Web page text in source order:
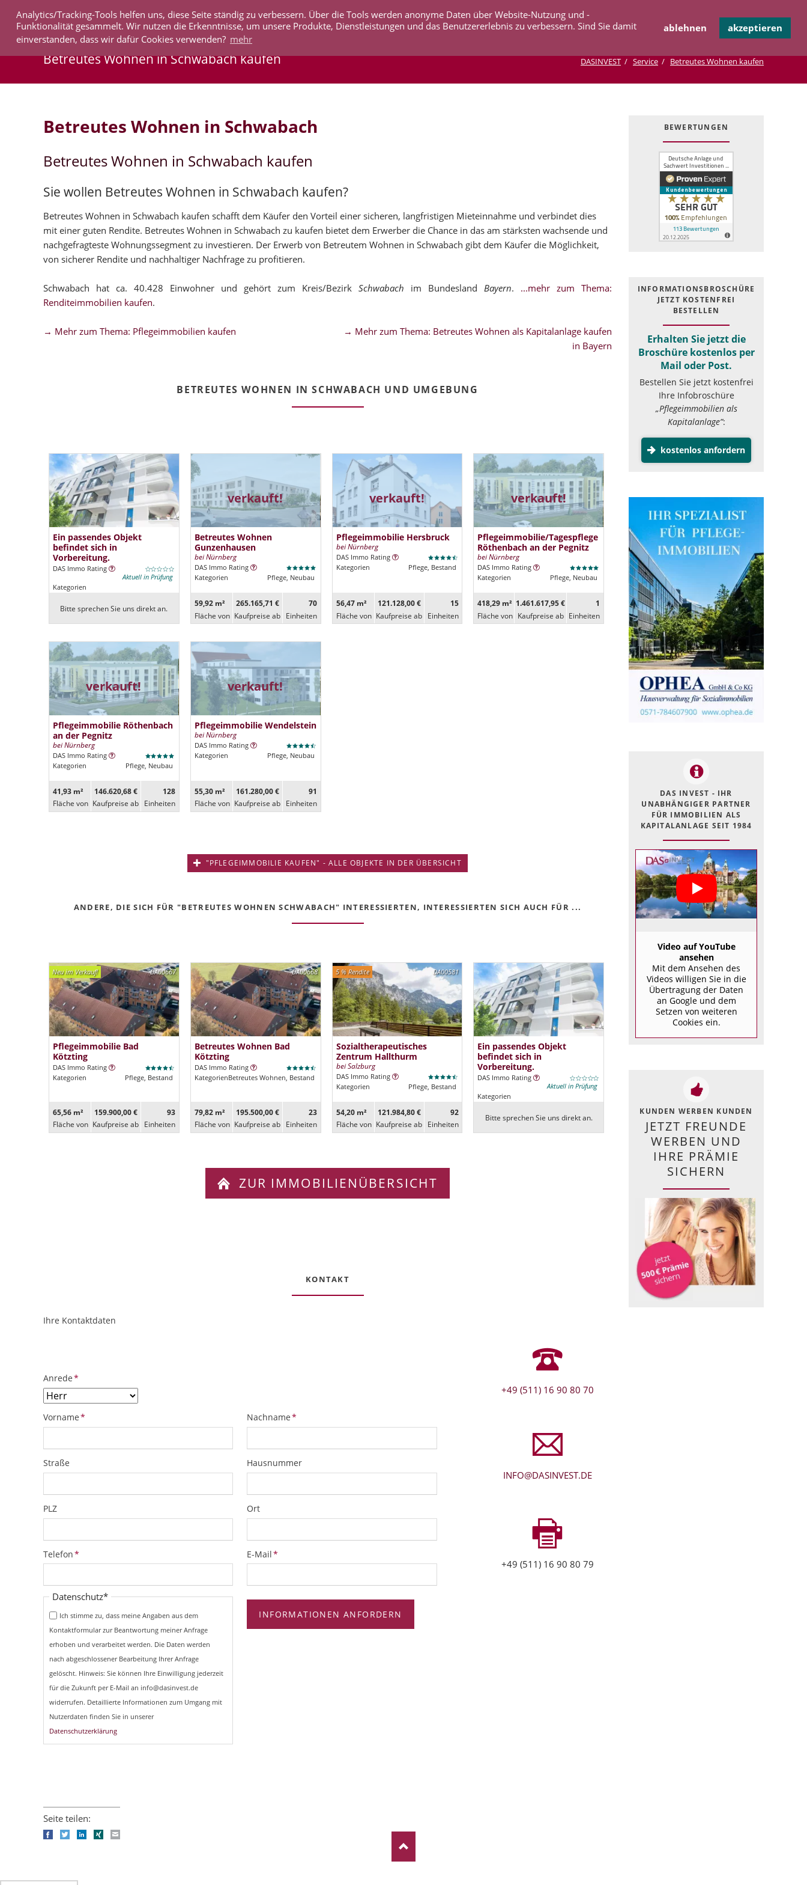
Analytics/Tracking-Tools helfen uns, diese Seite ständig zu verbessern. Über die Tools werden anonyme Daten über Website-Nutzung und -
Funktionalität gesammelt. Wir nutzen die Erkenntnisse, um unsere Produkte, Dienstleistungen und das Benutzererlebnis zu verbessern. Sind Sie damit
einverstanden, dass wir dafür Cookies verwenden? mehr
ablehnen akzeptieren
überspringen
IMMOBILIEN AKTUELLES UNTERNEHMEN SERVICE KOOPERATION KONTAKT
Betreutes Wohnen in Schwabach kaufen DASINVEST Service Betreutes Wohnen kaufen
Betreutes Wohnen in Schwabach
Betreutes Wohnen in Schwabach kaufen
Sie wollen Betreutes Wohnen in Schwabach kaufen?
Betreutes Wohnen in Schwabach kaufen schafft dem Käufer den Vorteil einer sicheren, langfristigen Mieteinnahme und verbindet dies
mit einer guten Rendite. Betreutes Wohnen in Schwabach zu kaufen bietet dem Erwerber die Chance in das am stärksten wachsende und
nachgefragteste Wohnungssegment zu investieren. Der Erwerb von Betreutem Wohnen in Schwabach gibt dem Käufer die Möglichkeit,
von sicherer Rendite und nachhaltiger Nachfrage zu profitieren.
Schwabach hat ca. 40.428 Einwohner und gehört zum Kreis/Bezirk Schwabach im Bundesland Bayern. ...mehr zum Thema:
Renditeimmobilien kaufen.
→ Mehr zum Thema: Pflegeimmobilien kaufen
→ Mehr zum Thema: Betreutes Wohnen als Kapitalanlage kaufen
in Bayern
BETREUTES WOHNEN IN SCHWABACH UND UMGEBUNG
Ein passendes Objekt
befindet sich in
Vorbereitung.
DAS Immo Rating
Aktuell in Prüfung
Kategorien
Bitte sprechen Sie uns direkt an.
verkauft!
Betreutes Wohnen
Gunzenhausen
bei Nürnberg
DAS Immo Rating
Kategorien
Pflege, Neubau
59,92 m²
Fläche von
265.165,71 €
Kaufpreise ab
70
Ein­heiten
verkauft!
Pflegeimmobilie Hersbruck
bei Nürnberg
DAS Immo Rating
Kategorien
Pflege, Bestand
56,47 m²
Fläche von
121.128,00 €
Kaufpreise ab
15
Ein­heiten
verkauft!
Pflegeimmobilie/Tagespflege
Röthenbach an der Pegnitz
bei Nürnberg
DAS Immo Rating
Kategorien
Pflege, Neubau
418,29 m²
Fläche von
1.461.617,95 €
Kaufpreise ab
1
Ein­heiten
verkauft!
Pflegeimmobilie Röthenbach
an der Pegnitz
bei Nürnberg
DAS Immo Rating
Kategorien
Pflege, Neubau
41,93 m²
Fläche von
146.620,68 €
Kaufpreise ab
128
Ein­heiten
verkauft!
Pflegeimmobilie Wendelstein
bei Nürnberg
DAS Immo Rating
Kategorien
Pflege, Neubau
55,30 m²
Fläche von
161.280,00 €
Kaufpreise ab
91
Ein­heiten
"PFLEGEIMMOBILIE KAUFEN" - ALLE OBJEKTE IN DER ÜBERSICHT
ANDERE, DIE SICH FÜR "BETREUTES WOHNEN SCHWABACH" INTERESSIERTEN, INTERESSIERTEN SICH AUCH FÜR ...
DA00667
Neu im Verkauf!
Pflegeimmobilie Bad
Kötzting
DAS Immo Rating
Kategorien
Pflege, Bestand
65,56 m²
Fläche von
159.900,00 €
Kaufpreise ab
93
Ein­heiten
DA00668
Betreutes Wohnen Bad
Kötzting
DAS Immo Rating
KategorienBetreutes Wohnen, Bestand
79,82 m²
Fläche von
195.500,00 €
Kaufpreise ab
23
Ein­heiten
DA00581
5 % Rendite
Sozialtherapeutisches
Zentrum Hallthurm
bei Salzburg
DAS Immo Rating
Kategorien
Pflege, Bestand
54,20 m²
Fläche von
121.984,80 €
Kaufpreise ab
92
Ein­heiten
Ein passendes Objekt
befindet sich in
Vorbereitung.
DAS Immo Rating
Aktuell in Prüfung
Kategorien
Bitte sprechen Sie uns direkt an.
ZUR IMMOBILIENÜBERSICHT
KONTAKT
ObjektPlatzhalter
URL
Ihre Kontaktdaten
Pflichtfeld
Anrede*
Pflichtfeld
Vorname* Pflichtfeld
Nachname*
Straße Hausnummer
PLZ Ort
Pflichtfeld
Telefon* Pflichtfeld
E-Mail*
Pflichtfeld
Datenschutz*
Ich stimme zu, dass meine Angaben aus dem
Kontaktformular zur Beantwortung meiner Anfrage
erhoben und verarbeitet werden. Die Daten werden
nach abgeschlossener Bearbeitung Ihrer Anfrage
gelöscht. Hinweis: Sie können Ihre Einwilligung jederzeit
für die Zukunft per E-Mail an info@dasinvest.de
widerrufen. Detaillierte Informationen zum Umgang mit
Nutzerdaten finden Sie in unserer
Datenschutzerklärung
INFORMATIONEN ANFORDERN
+49 (511) 16 90 80 70
INFO@DASINVEST.DE
+49 (511) 16 90 80 79
BEWERTUNGEN
INFOR­MATIONS­BROSCHÜRE
JETZT KOSTEN­FREI
BESTELLEN
Erhalten Sie jetzt die
Broschüre kostenlos per
Mail oder Post.
Bestellen Sie jetzt kostenfrei
Ihre Infobroschüre
„Pflegeimmobilien als
Kapitalanlage”:
kostenlos anfordern
DAS INVEST - IHR
UNABHÄNGIGER PARTNER
FÜR IMMOBILIEN ALS
KAPITALANLAGE SEIT 1984
Video auf YouTube
ansehen
Mit dem Ansehen des
Videos willigen Sie in die
Übertragung der Daten
an Google und dem
Setzen von weiteren
Cookies ein.
KUNDEN WERBEN KUNDEN
JETZT FREUNDE
WERBEN UND
IHRE PRÄMIE
SICHERN
Seite teilen:
FacebookTwitterLinkedIn
Xing